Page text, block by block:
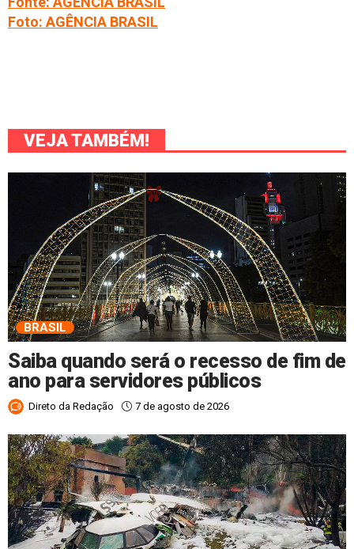
Foto: AGÊNCIA BRASIL
VEJA TAMBÉM!
BRASIL
Saiba quando será o recesso de fim de
ano para servidores públicos
Direto da Redação 7 de agosto de 2026